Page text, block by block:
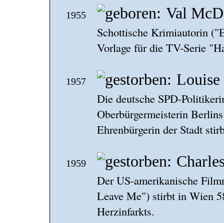
1955 Val
Schottische Krimiautorin
Vorlage für die TV-Serie
1957 Louise
Die deutsche SPD-
Oberbürgermeisterin
Ehrenbürgerin der Stadt
1959
Der US-amerikanische
Leave Me") stirbt in Wien
Herzinfarkts.